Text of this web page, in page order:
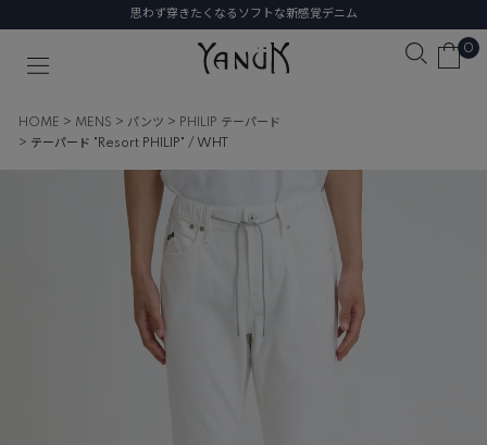
思わず穿きたくなるソフトな新感覚デニム
0
HOME MENS パンツ
PHILIP テーパード
テーパード "Resort PHILIP" / WHT